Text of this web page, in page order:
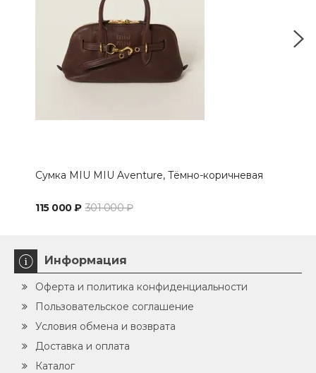
Сумка MIU MIU Aventure, Тёмно-коричневая
115 000 ₽ 301 000 ₽
Информация
Оферта и политика конфиденциальности
Пользовательское соглашение
Условия обмена и возврата
Доставка и оплата
Каталог